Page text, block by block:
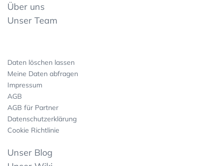
Über uns
Unser Team
Daten löschen lassen
Meine Daten abfragen
Impressum
AGB
AGB für Partner
Datenschutzerklärung
Cookie Richtlinie
Unser Blog